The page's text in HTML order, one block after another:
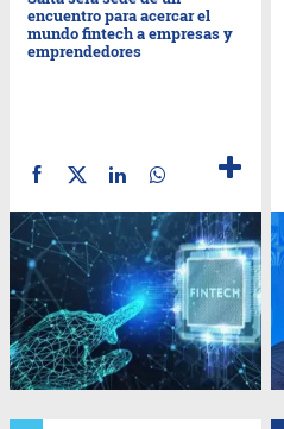
encuentro para acercar el
mundo fintech a empresas y
emprendedores